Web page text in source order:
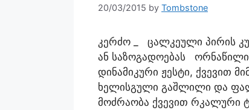
20/03/2015 by Tombstone
კერძო _ ცალკეული პირის
ან საზოგადოებას
დინამიკური ჟესტი, ქვევით
ხელისგული გაშლილი და
მოძრაობა ქვევით რკალური